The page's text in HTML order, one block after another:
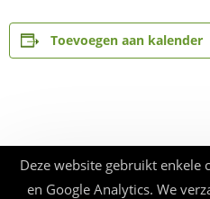
Toevoegen aan kalender
Deze website gebruikt enkele
en Google Analytics. We